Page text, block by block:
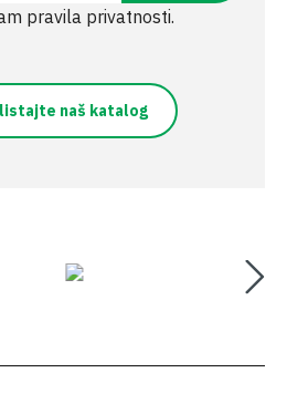
pravila privatnosti.
naš katalog